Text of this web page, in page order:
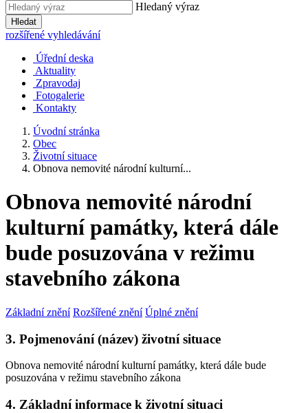
Hledaný výraz
Hledat
rozšířené vyhledávání
Úřední deska
Aktuality
Zpravodaj
Fotogalerie
Kontakty
Úvodní stránka
Obec
Životní situace
Obnova nemovité národní kulturní...
Obnova nemovité národní
kulturní památky, která dále
bude posuzována v režimu
stavebního zákona
Základní znění Rozšířené znění Úplné znění
3. Pojmenování (název) životní situace
Obnova nemovité národní kulturní památky, která dále bude
posuzována v režimu stavebního zákona
4. Základní informace k životní situaci